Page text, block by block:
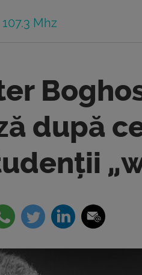
107.3 Mhz
după